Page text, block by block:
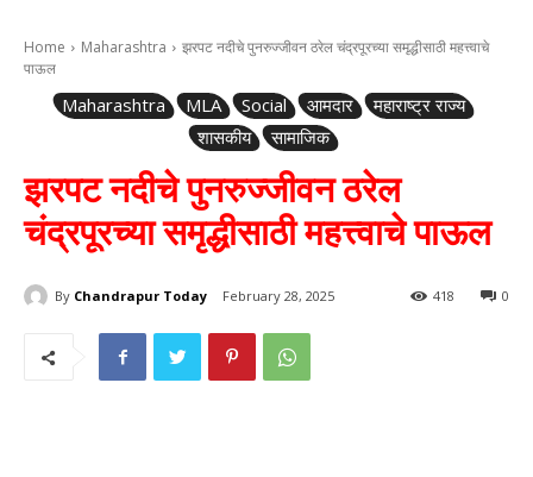
Home Maharashtra
झरपट नदीचे पुनरुज्जीवन ठरेल चंद्रपूरच्या समृद्धीसाठी महत्त्वाचे
पाऊल
Maharashtra MLA Social आमदार
महाराष्ट्र राज्य
शासकीय
सामाजिक
झरपट नदीचे पुनरुज्जीवन ठरेल
चंद्रपूरच्या समृद्धीसाठी महत्त्वाचे पाऊल
By Chandrapur Today February 28, 2025 0
418